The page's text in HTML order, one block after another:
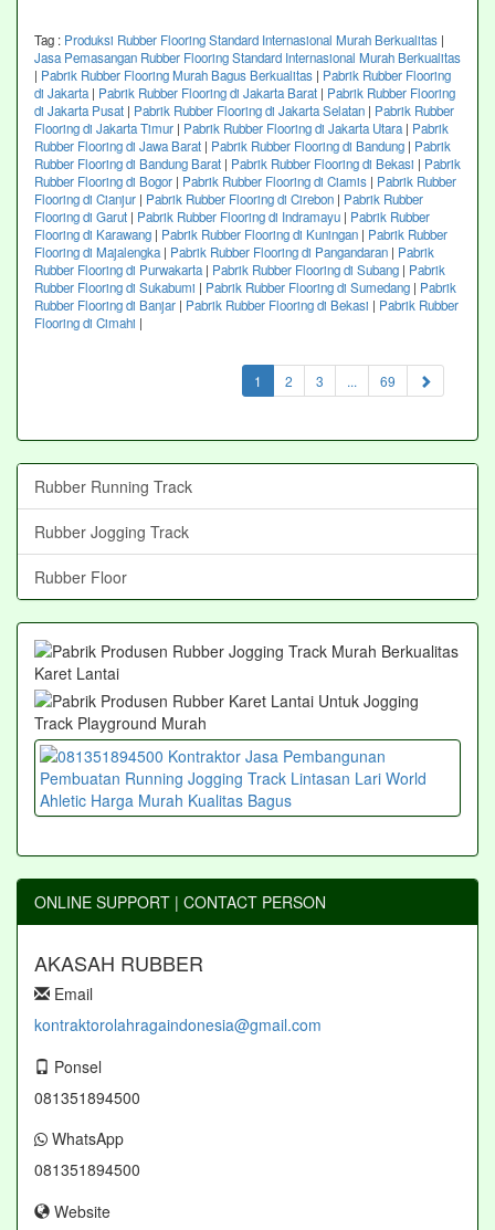
Tag : Produksi Rubber Flooring Standard Internasional Murah Berkualitas |
Jasa Pemasangan Rubber Flooring Standard Internasional Murah Berkualitas
| Pabrik Rubber Flooring Murah Bagus Berkualitas | Pabrik Rubber Flooring
di Jakarta| Pabrik Rubber Flooring di Jakarta Barat | Pabrik Rubber Flooring
di Jakarta Pusat | Pabrik Rubber Flooring di Jakarta Selatan | Pabrik Rubber
Flooring di Jakarta Timur | Pabrik Rubber Flooring di Jakarta Utara| Pabrik
Rubber Flooring di Jawa Barat | Pabrik Rubber Flooring di Bandung | Pabrik
Rubber Flooring di Bandung Barat | Pabrik Rubber Flooring di Bekasi | Pabrik
Rubber Flooring di Bogor | Pabrik Rubber Flooring di Ciamis | Pabrik Rubber
Flooring di Cianjur | Pabrik Rubber Flooring di Cirebon | Pabrik Rubber
Flooring di Garut | Pabrik Rubber Flooring di Indramayu | Pabrik Rubber
Flooring di Karawang | Pabrik Rubber Flooring di Kuningan | Pabrik Rubber
Flooring di Majalengka| Pabrik Rubber Flooring di Pangandaran | Pabrik
Rubber Flooring di Purwakarta| Pabrik Rubber Flooring di Subang | Pabrik
Rubber Flooring di Sukabumi | Pabrik Rubber Flooring di Sumedang | Pabrik
Rubber Flooring di Banjar | Pabrik Rubber Flooring di Bekasi | Pabrik Rubber
Flooring di Cimahi |
1 (current)
2 3 ... 69
Rubber Running Track
Rubber Jogging Track
Rubber Floor
ONLINE SUPPORT | CONTACT PERSON
AKASAH RUBBER
Email
kontraktorolahragaindonesia@gmail.com
Ponsel
081351894500
WhatsApp
081351894500
Website